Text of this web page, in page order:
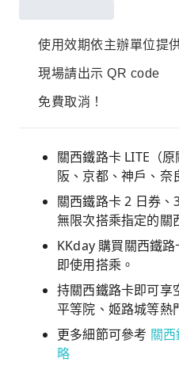
使用效期依主辦單位提
現場請出示 QR code
免費取消！
關西鐵路卡 LITE（
阪、京都、神戶、奈
關西鐵路卡 2 日券、
無限次搭乘指定的關
KKday 購買關西鐵
即使用搭乘。
持關西鐵路卡即可享
平等院、姬路城等熱
更多細節可參考 關
略